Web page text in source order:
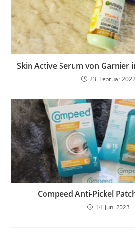
Skin Active Serum von Garnier
23. Februar 2022
Compeed Anti-Pickel
14. Juni 2023